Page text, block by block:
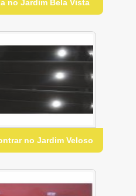
no Jardim Bela Vista
no Jardim Veloso